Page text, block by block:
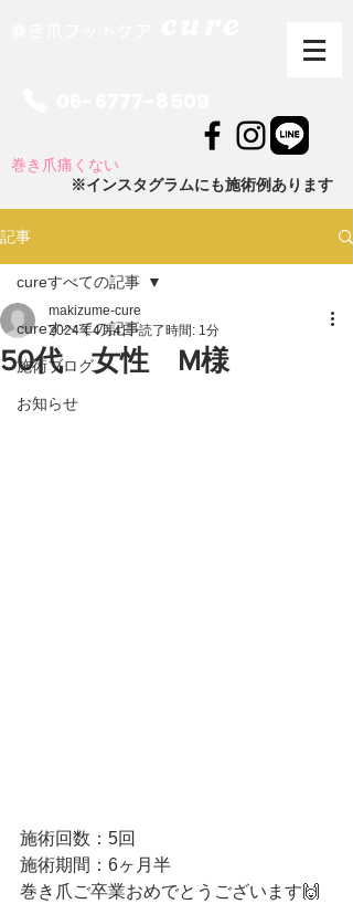
巻き爪痛くない
※インスタグラムにも施術例あります
記事
cureすべての記事
施術ブログ
お知らせ
cureすべての記事
50代 女性 M様
makizume-cure
2024年4月4日 読了時間: 1分
施術回数：5回
施術期間：6ヶ月半
巻き爪ご卒業おめでとうございます🙌